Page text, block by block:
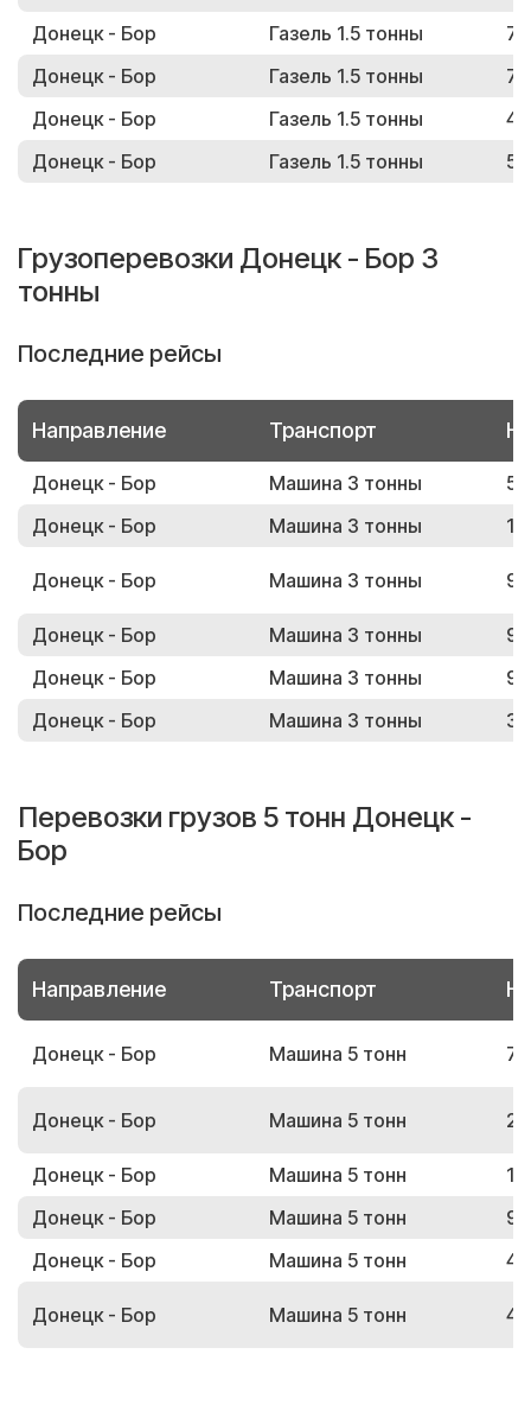
Донецк - Бор Газель 1.5 тонны
Донецк - Бор
Газель 1.5 тонны
Донецк - Бор
Газель 1.5 тонны
Донецк - Бор
Газель 1.5 тонны
Грузоперевозки Донецк - Бор 3
тонны
Последние рейсы
Направление Транспорт
Донецк - Бор Машина 3 тонны
Донецк - Бор
Машина 3 тонны
Донецк - Бор Машина 3 тонны
Донецк - Бор Машина 3 тонны
Донецк - Бор
Машина 3 тонны
Донецк - Бор
Машина 3 тонны
Перевозки грузов 5 тонн Донецк -
Бор
Последние рейсы
Направление Транспорт
Донецк - Бор Машина 5 тонн
Донецк - Бор Машина 5 тонн
Донецк - Бор Машина 5 тонн
Донецк - Бор
Машина 5 тонн
Донецк - Бор
Машина 5 тонн
Донецк - Бор Машина 5 тонн